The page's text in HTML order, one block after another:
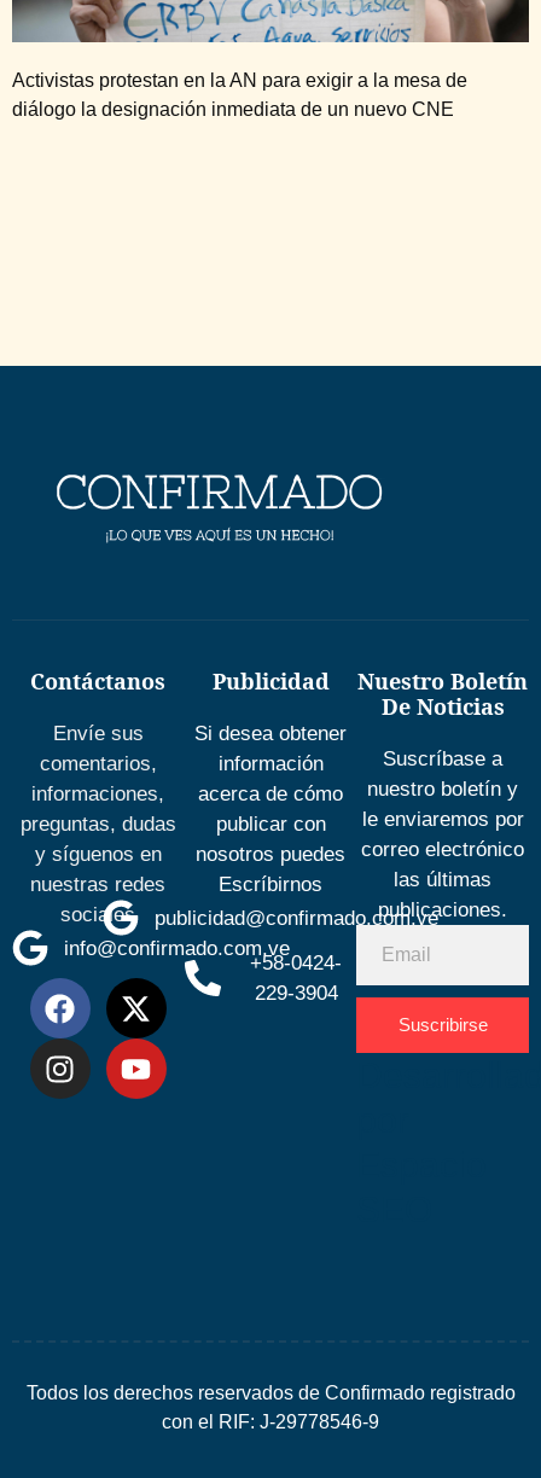
Activistas protestan en la AN para exigir a la mesa de
diálogo la designación inmediata de un nuevo CNE
Contáctanos
Envíe sus
comentarios,
informaciones,
preguntas, dudas
y síguenos en
nuestras redes
sociales
info@confirmado.com.ve
Publicidad
Si desea obtener
información
acerca de cómo
publicar con
nosotros puedes
Escríbirnos
publicidad@confirmado.com.ve
+58-0424-
229-3904
Nuestro Boletín
De Noticias
Suscríbase a
nuestro boletín y
le enviaremos por
correo electrónico
las últimas
publicaciones.
Suscribirse
Todos los derechos reservados de Confirmado registrado
con el RIF: J-29778546-9